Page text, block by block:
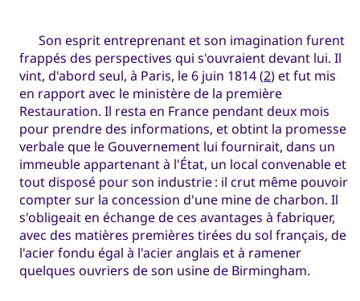
Son esprit entreprenant et son imagination furent
frappés des perspectives qui s'ouvraient devant lui. Il
vint, d'abord seul, à Paris, le 6 juin 1814 (2) et fut mis
en rapport avec le ministère de la première
Restauration. Il resta en France pendant deux mois
pour prendre des informations, et obtint la promesse
verbale que le Gouvernement lui fournirait, dans un
immeuble appartenant à l'État, un local convenable et
tout disposé pour son industrie : il crut même pouvoir
compter sur la concession d'une mine de charbon. Il
s'obligeait en échange de ces avantages à fabriquer,
avec des matières premières tirées du sol français, de
l'acier fondu égal à l'acier anglais et à ramener
quelques ouvriers de son usine de Birmingham.